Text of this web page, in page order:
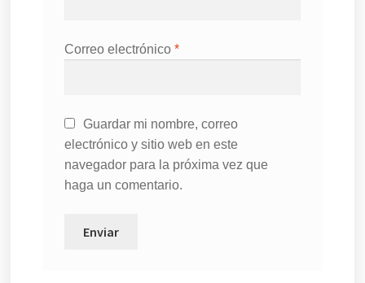
Correo electrónico*
Guardar mi nombre, correo
electrónico y sitio web en este
navegador para la próxima vez que
haga un comentario.